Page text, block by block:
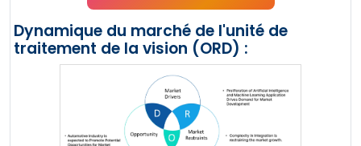
Dynamique du marché de l'unité de
traitement de la vision (ORD) :